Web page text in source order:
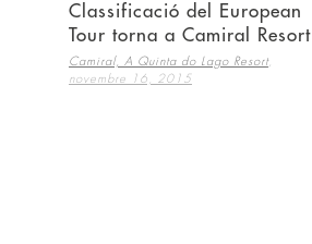
Classificació del European
Tour torna a Camiral Resort
Camiral, A Quinta do Lago Resort,
novembre 16, 2015